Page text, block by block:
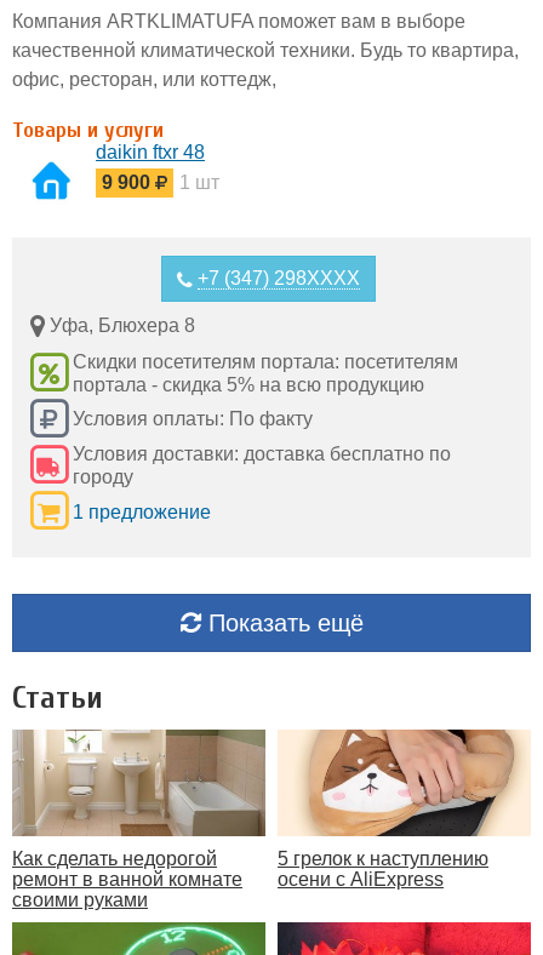
Компания ARTKLIMATUFA поможет вам в выборе
качественной климатической техники. Будь то квартира,
офис, ресторан, или коттедж,
Товары и услуги
daikin ftxr 48
9 900
1 шт
+7 (347) 298XXXX
Уфа, Блюхера 8
Скидки посетителям портала: посетителям
портала - скидка 5% на всю продукцию
Условия оплаты: По факту
Условия доставки: доставка бесплатно по
городу
1 предложение
Показать ещё
Статьи
Как сделать недорогой
ремонт в ванной комнате
своими руками
5 грелок к наступлению
осени с AliExpress